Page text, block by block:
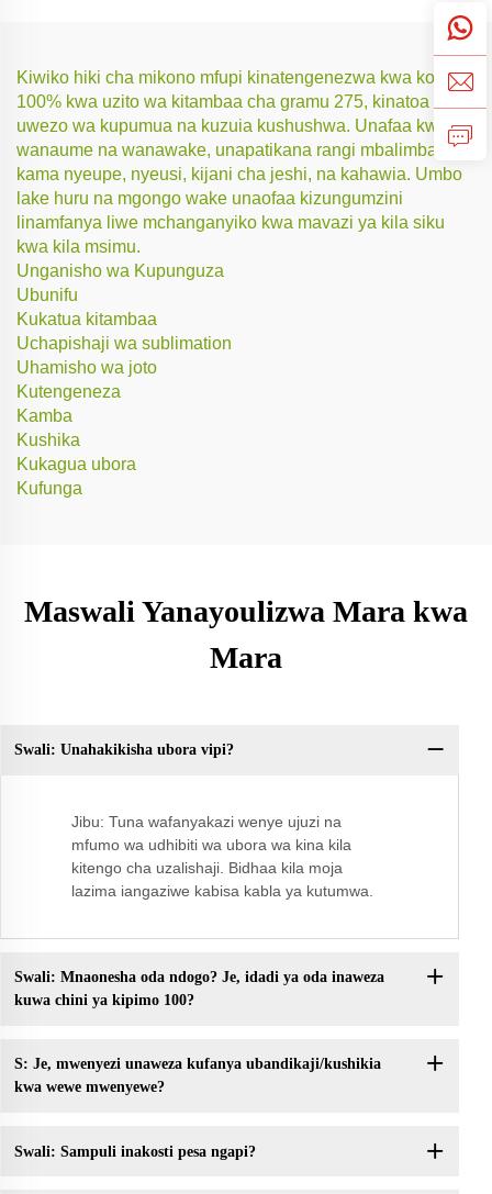
Kiwiko hiki cha mikono mfupi kinatengenezwa kwa kotoni
100% kwa uzito wa kitambaa cha gramu 275, kinatoa
uwezo wa kupumua na kuzuia kushushwa. Unafaa kwa
wanaume na wanawake, unapatikana rangi mbalimbali
kama nyeupe, nyeusi, kijani cha jeshi, na kahawia. Umbo
lake huru na mgongo wake unaofaa kizungumzini
linamfanya liwe mchanganyiko kwa mavazi ya kila siku
kwa kila msimu.
Unganisho wa Kupunguza
Ubunifu
Kukatua kitambaa
Uchapishaji wa sublimation
Uhamisho wa joto
Kutengeneza
Kamba
Kushika
Kukagua ubora
Kufunga
Maswali Yanayoulizwa Mara kwa
Mara
Swali: Unahakikisha ubora vipi?
Jibu: Tuna wafanyakazi wenye ujuzi na
mfumo wa udhibiti wa ubora wa kina kila
kitengo cha uzalishaji. Bidhaa kila moja
lazima iangaziwe kabisa kabla ya kutumwa.
Swali: Mnaonesha oda ndogo? Je, idadi ya oda inaweza
kuwa chini ya kipimo 100?
S: Je, mwenyezi unaweza kufanya ubandikaji/kushikia
kwa wewe mwenyewe?
Swali: Sampuli inakosti pesa ngapi?